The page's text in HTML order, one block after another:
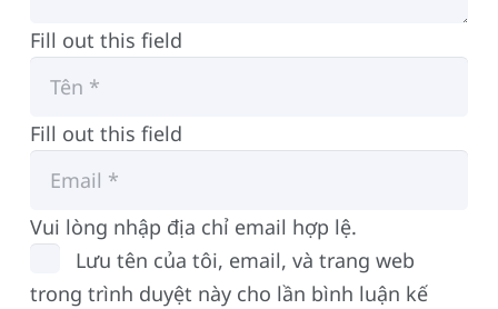
Fill out this field
Fill out this field
Vui lòng nhập địa chỉ email hợp lệ.
Lưu tên của tôi, email, và trang web
trong trình duyệt này cho lần bình luận kế